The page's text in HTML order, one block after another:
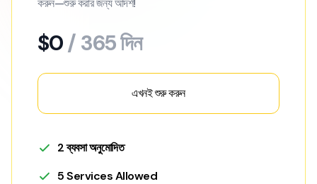
করুন—শুরু করার জন্য আদর্শ!
$0/ 365 দিন
এখনই শুরু করুন
2 ব্যবসা অনুমোদিত
5 Services Allowed